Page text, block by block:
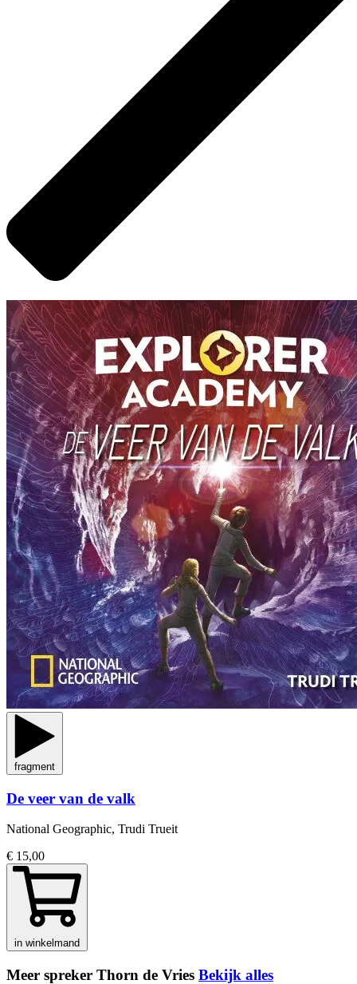
fragment
De veer van de valk
National Geographic, Trudi Trueit
€ 15,00
in winkelmand
Meer spreker Thorn de Vries Bekijk alles